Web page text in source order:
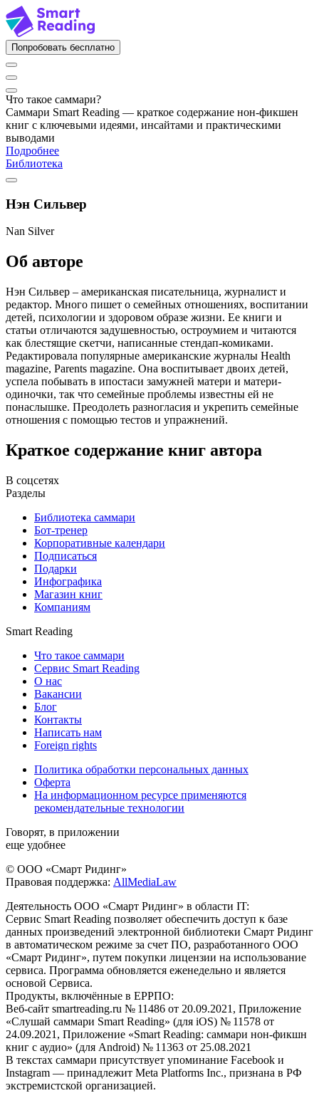
Попробовать бесплатно
Что такое саммари?
Саммари Smart Reading — краткое содержание нон-фикшен
книг с ключевыми идеями, инсайтами и практическими
выводами
Подробнее
Библиотека
Нэн Сильвер
Nan Silver
Об авторе
Нэн Сильвер – американская писательница, журналист и
редактор. Много пишет о семейных отношениях, воспитании
детей, психологии и здоровом образе жизни. Ее книги и
статьи отличаются задушевностью, остроумием и читаются
как блестящие скетчи, написанные стендап-комиками.
Редактировала популярные американские журналы Health
magazine, Parents magazine. Она воспитывает двоих детей,
успела побывать в ипостаси замужней матери и матери-
одиночки, так что семейные проблемы известны ей не
понаслышке. Преодолеть разногласия и укрепить семейные
отношения с помощью тестов и упражнений.
Краткое содержание книг автора
В соцсетях
Разделы
Библиотека саммари
Бот-тренер
Корпоративные календари
Подписаться
Подарки
Инфографика
Магазин книг
Компаниям
Smart Reading
Что такое саммари
Сервис Smart Reading
О нас
Вакансии
Блог
Контакты
Написать нам
Foreign rights
Политика обработки персональных данных
Оферта
На информационном ресурсе применяются
рекомендательные технологии
Говорят, в приложении
еще удобнее
© ООО «Смарт Ридинг»
Правовая поддержка: AllMediaLaw
Деятельность ООО «Смарт Ридинг» в области IT:
Сервис Smart Reading позволяет обеспечить доступ к базе
данных произведений электронной библиотеки Смарт Ридинг
в автоматическом режиме за счет ПО, разработанного ООО
«Смарт Ридинг», путем покупки лицензии на использование
сервиса. Программа обновляется еженедельно и является
основой Сервиса.
Продукты, включённые в ЕРРПО:
Веб-сайт smartreading.ru № 11486 от 20.09.2021, Приложение
«Слушай саммари Smart Reading» (для iOS) № 11578 от
24.09.2021, Приложение «Smart Reading: саммари нон-фикшн
книг с аудио» (для Android) № 11363 от 25.08.2021
В текстах саммари присутствует упоминание Facebook и
Instagram — принадлежит Meta Platforms Inc., признана в РФ
экстремистской организацией.